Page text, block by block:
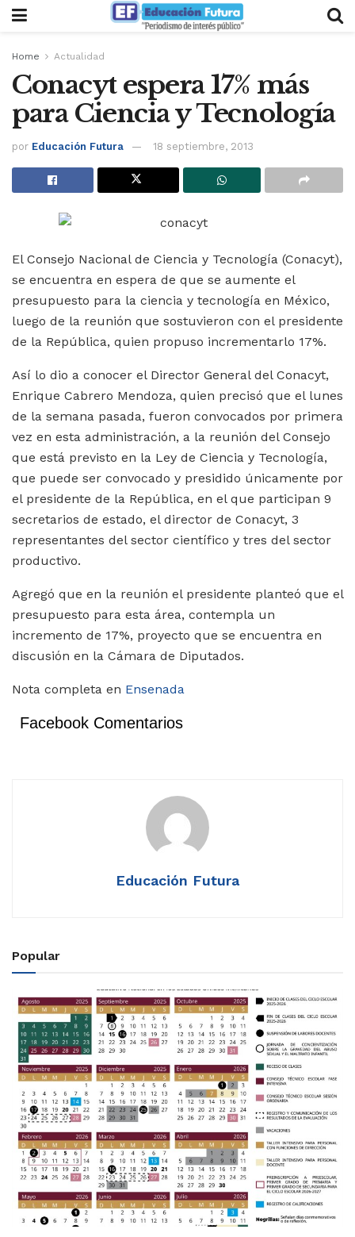
Home Actualidad
Conacyt espera 17% más
para Ciencia y Tecnología
por Educación Futura 18 septiembre, 2013
El Consejo Nacional de Ciencia y Tecnología (Conacyt),
se encuentra en espera de que se aumente el
presupuesto para la ciencia y tecnología en México,
luego de la reunión que sostuvieron con el presidente
de la República, quien propuso incrementarlo 17%.
Así lo dio a conocer el Director General del Conacyt,
Enrique Cabrero Mendoza, quien precisó que el lunes
de la semana pasada, fueron convocados por primera
vez en esta administración, a la reunión del Consejo
que está previsto en la Ley de Ciencia y Tecnología,
que puede ser convocado y presidido únicamente por
el presidente de la República, en el que participan 9
secretarios de estado, el director de Conacyt, 3
representantes del sector científico y tres del sector
productivo.
Agregó que en la reunión el presidente planteó que el
presupuesto para esta área, contempla un
incremento de 17%, proyecto que se encuentra en
discusión en la Cámara de Diputados.
Nota completa en Ensenada
Facebook Comentarios
Educación Futura
Popular